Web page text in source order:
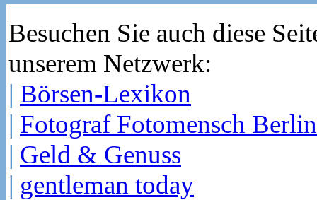
Besuchen Sie auch diese
unserem Netzwerk:
| Börsen-Lexikon
| Fotograf Fotomensch Berlin
| Geld & Genuss
| gentleman today